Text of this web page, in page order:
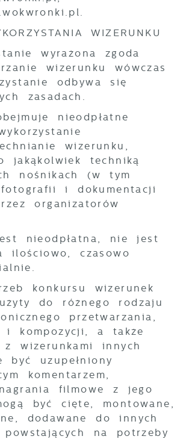
WIZERUNKU
wyrażona zgoda
wizerunku wówczas
odbywa się
zasadach.
nieodpłatne
wizerunku,
jakąkolwiek techniką
nośnikach (w tym
i dokumentacji
organizatorów
nieodpłatna, nie jest
ilościowo, czasowo
konkursu wizerunek
do różnego rodzaju
przetwarzania,
i kompozycji, a także
z wizerunkami innych
być uzupełniony
komentarzem,
filmowe z jego
być cięte, montowane,
dodawane do innych
powstających na potrzeby